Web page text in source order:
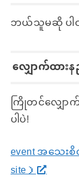
ဘယ်သူမဆို ပါ
လျှောက်ထား
ကြိုတင်လျှော
ပါပဲ!
event အသေးစိ
site）